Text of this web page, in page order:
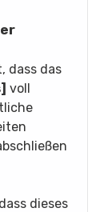
dass das
voll
dieses